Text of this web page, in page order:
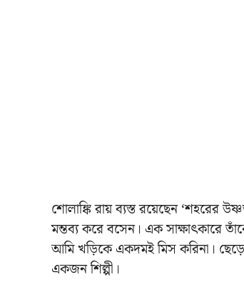
শোলাঙ্কি রায় ব্যস্ত রয়েছেন ‘শহরের
মন্তব্য করে বসেন। এক সাক্ষাৎকারে
আমি খড়িকে একদমই মিস করিনা।
একজন শিল্পী।